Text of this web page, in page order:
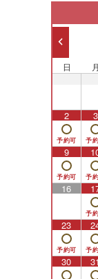
日 月
2 3
9
16
23
30 31